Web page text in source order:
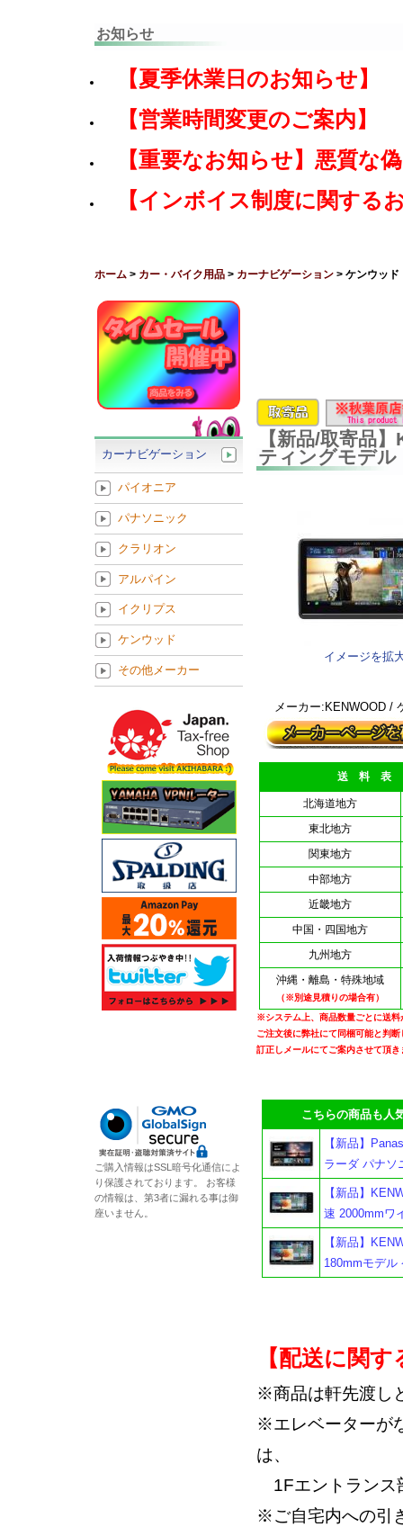
お知らせ
【夏季休業日のお知らせ】
【営業時間変更のご案内】
【重要なお知らせ】悪質な
【インボイス制度に関する
ホーム > カー・バイク用品 > カーナビゲーション > ケンウッド
【新品/取寄品
ティングモデル
イメージを拡
メーカー:KENWOOD /
送 料 表
北海道地方
東北地方
関東地方
中部地方
近畿地方
中国・四国地方
九州地方
沖縄・離島・特殊地域
（※別途見積りの場合有）
※システム上、商品数量ごとに送料
ご注文後に弊社にて同梱可能と判
訂正しメールにてご案内させて頂き
こちらの商品も人気
【新品】
ラーダ パナソ
【新品】
速 2000mmワ
【新品】
180mmモデル
【配送に関
※商品は軒先渡し
※エレベーターが
は、
1Fエントランス
※ご自宅内への引
カーナビゲーション
パイオニア
パナソニック
クラリオン
アルパイン
イクリプス
ケンウッド
その他メーカー
ご購入情報はSSL暗号化通信によ
り保護されております。 お客様
の情報は、第3者に漏れる事は御
座いません。